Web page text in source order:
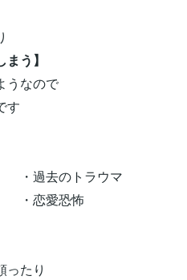
う】
うなので
す
・過去のトラウマ
・恋愛恐怖
ったり